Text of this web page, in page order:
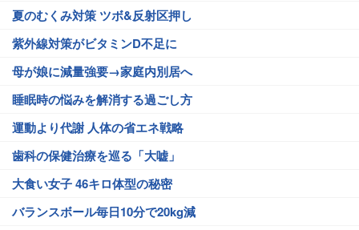
夏のむくみ対策 ツボ&反射区押し
紫外線対策がビタミンD不足に
母が娘に減量強要→家庭内別居へ
睡眠時の悩みを解消する過ごし方
運動より代謝 人体の省エネ戦略
歯科の保健治療を巡る「大嘘」
大食い女子 46キロ体型の秘密
バランスボール毎日10分で20kg減